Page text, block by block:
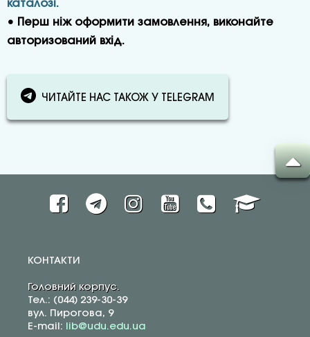
каталозі.
• Перш ніж оформити замовлення, виконайте
авторизований вхід.
ЧИТАЙТЕ НАС ТАКОЖ У TELEGRAM
КОНТАКТИ
Головний корпус.
Тел.: (044) 239-30-39
вул. Пирогова, 9
E-mail:
lib@udu.edu.ua